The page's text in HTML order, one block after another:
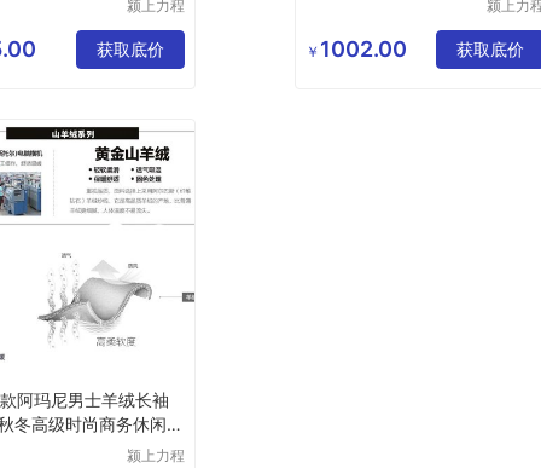
颍上力程
有限公司
获取底价
颍上力
有限公
￥ 1002.00 获取底价
阿玛尼男士羊绒长袖
冬高级时尚商务休闲保
颍上力程